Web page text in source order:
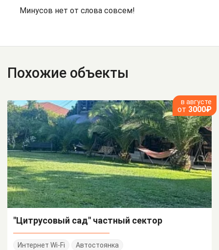
Минусов нет от слова совсем!
Похожие объекты
в августе
от 3000₽
"Цитрусовый сад" частный сектор
Интернет Wi-Fi
Автостоянка